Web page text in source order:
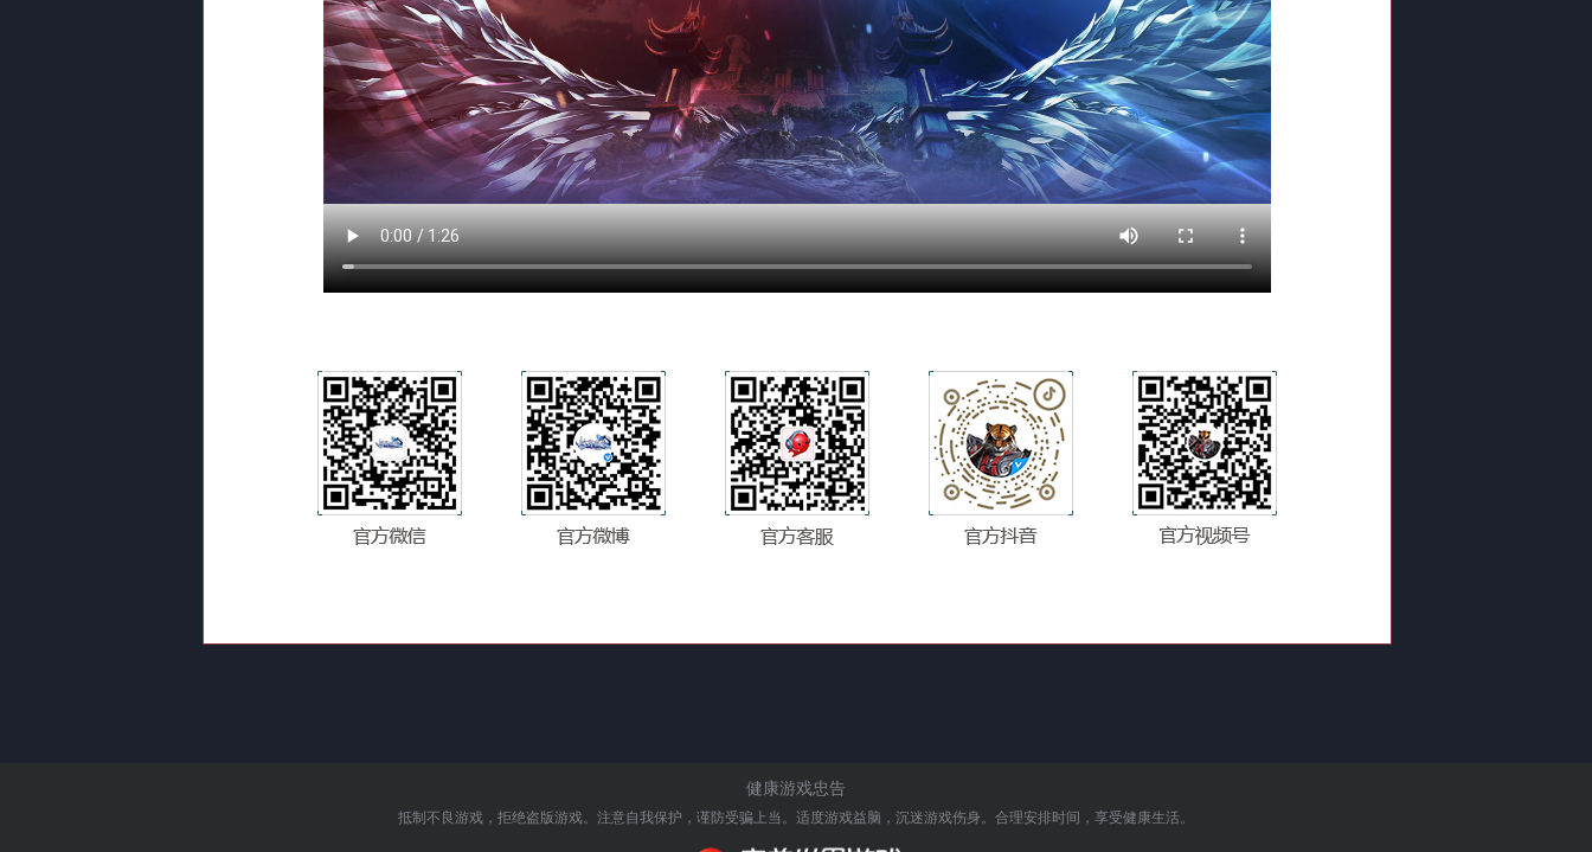
健康游戏忠告
抵制不良游戏，拒绝盗版游戏。注意自我保护，谨防受骗上当。 适度游戏益脑，沉迷游戏伤身。合理安排时间，享受健康生活。